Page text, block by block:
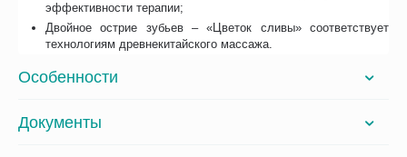
эффективности терапии;
Двойное острие зубьев – «Цветок сливы» соответствует
технологиям древнекитайского массажа.
Особенности
Документы